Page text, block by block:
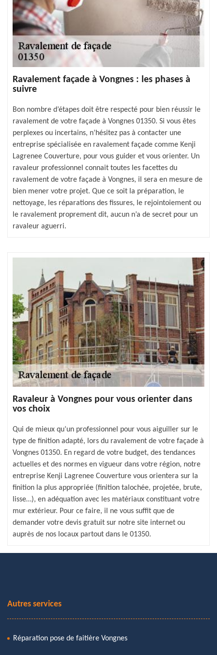
Ravalement façade à Vongnes : les phases à
suivre
Bon nombre d’étapes doit être respecté pour bien réussir le
ravalement de votre façade à Vongnes 01350. Si vous êtes
perplexes ou incertains, n’hésitez pas à contacter une
entreprise spécialisée en ravalement façade comme Kenji
Lagrenee Couverture, pour vous guider et vous orienter. Un
ravaleur professionnel connait toutes les facettes du
ravalement de votre façade à Vongnes, il sera en mesure de
bien mener votre projet. Que ce soit la préparation, le
nettoyage, les réparations des fissures, le rejointoiement ou
le ravalement proprement dit, aucun n’a de secret pour un
ravaleur aguerri.
Ravaleur à Vongnes pour vous orienter dans
vos choix
Qui de mieux qu’un professionnel pour vous aiguiller sur le
type de finition adapté, lors du ravalement de votre façade à
Vongnes 01350. En regard de votre budget, des tendances
actuelles et des normes en vigueur dans votre région, notre
entreprise Kenji Lagrenee Couverture vous orientera sur la
finition la plus appropriée (finition talochée, projetée, brute,
lisse…), en adéquation avec les matériaux constituant votre
mur extérieur. Pour ce faire, il ne vous suffit que de
demander votre devis gratuit sur notre site internet ou
auprès de nos locaux partout dans le 01350.
Autres services
Réparation pose de faitière Vongnes